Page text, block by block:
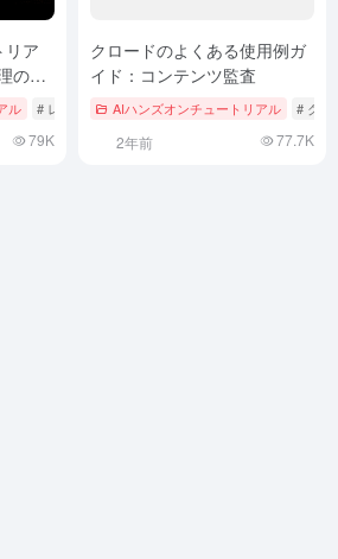
リア
のた
ル # レオナルドAI
79K
クロードのよくある使用例ガ
イド：コンテンツ監査
AIハンズオンチュートリアル # クロ
2年前 77.7K